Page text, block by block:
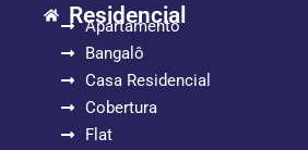
Residencial
Apartamento
Bangalô
Casa Residencial
Cobertura
Flat